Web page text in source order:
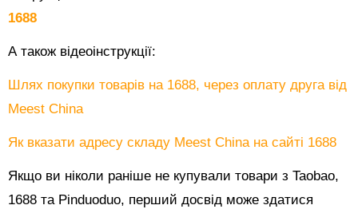
1688
А також відеоінструкції:
Шлях покупки товарів на 1688, через оплату друга від
Meest China
Як вказати адресу складу Meest China на сайті 1688
Якщо ви ніколи раніше не купували товари з Taobao,
1688 та Pinduoduo, перший досвід може здатися